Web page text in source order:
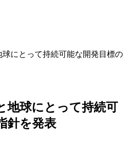
にとって持続可能な開発目標の
地球にとって持続可
針を発表